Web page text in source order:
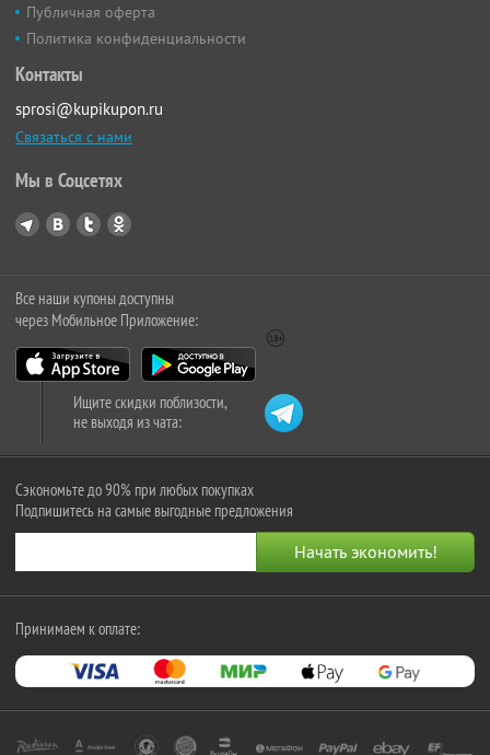
Публичная оферта
Политика конфиденциальности
Контакты
sprosi@kupikupon.ru
Связаться с нами
Мы в Соцсетях
Все наши купоны доступны
через Мобильное Приложение:
Ищите скидки поблизости,
не выходя из чата:
Сэкономьте до 90% при любых покупках
Подпишитесь на самые выгодные предложения
Принимаем к оплате: